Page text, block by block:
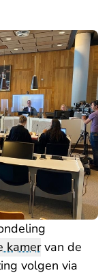
kamervan de
volgen via